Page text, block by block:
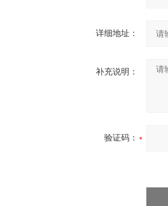
详细地址：
补充说明：
验证码：